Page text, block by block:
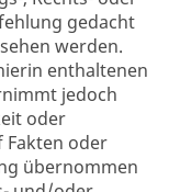
gedacht
werden.
enthaltenen
jedoch
oder
Fakten oder
übernommen